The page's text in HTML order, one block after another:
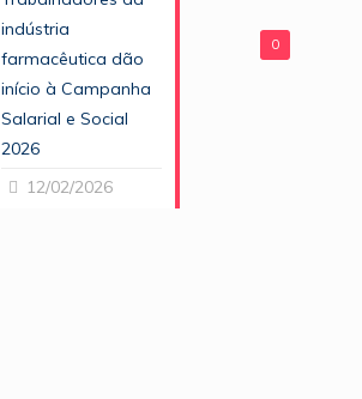
0
indústria
farmacêutica dão
início à Campanha
Salarial e Social
2026
12/02/2026